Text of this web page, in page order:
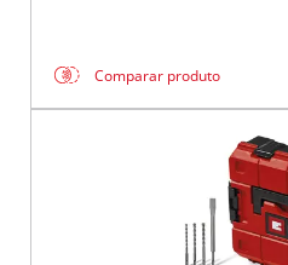
Comparar produto